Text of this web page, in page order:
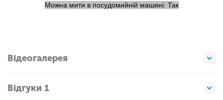
Можна мити в посудомийній машині: Так
Відеогалерея
Відгуки 1